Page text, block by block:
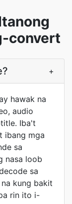
convert
+
hawak na
audio
Iba't
ibang mga
sa
nasa loob
sa
kung bakit
rin ito i-